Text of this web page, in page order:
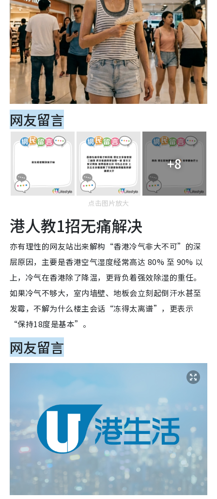
网友留言
+8
点击图片放大
港人教1招无痛解决
亦有理性的网友站出来解构“香港冷气非大不可”的深
层原因，主要是香港空气湿度经常高达 80% 至 90% 以
上，冷气在香港除了降温，更背负着强效除湿的重任。
如果冷气不够大，室内墙壁、地板会立刻起倒汗水甚至
发霉，不解为什么楼主会话“冻得太离谱”，更表示
“保持18度是基本”。
网友留言